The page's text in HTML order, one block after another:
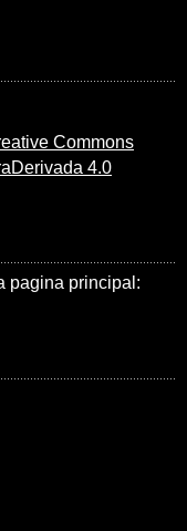
Commons
4.0
pagina principal: